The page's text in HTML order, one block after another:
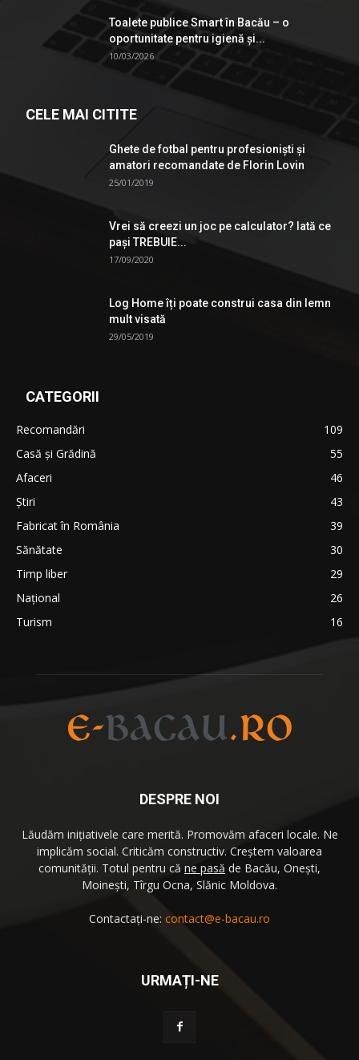
Toalete publice Smart în Bacău – o
oportunitate pentru igienă şi...
10/03/2026
CELE MAI CITITE
Ghete de fotbal pentru profesionişti şi
amatori recomandate de Florin Lovin
25/01/2019
Vrei să creezi un joc pe calculator? Iată ce
pași TREBUIE...
17/09/2020
Log Home îți poate construi casa din lemn
mult visată
29/05/2019
CATEGORII
Recomandări
109
Casă şi Grădină
55
Afaceri
46
Ştiri
43
Fabricat în România
39
Sănătate
30
Timp liber
29
Național
26
Turism
16
DESPRE NOI
Lăudăm iniţiativele care merită. Promovăm afaceri locale. Ne
implicăm social. Criticăm constructiv. Creştem valoarea
comunităţii. Totul pentru că ne pasă de Bacău, Oneşti,
Moineşti, Tîrgu Ocna, Slănic Moldova.
Contactați-ne: contact@e-bacau.ro
URMAȚI-NE